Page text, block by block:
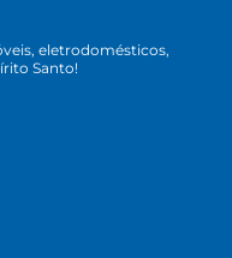
eletrodomésticos,
Santo!